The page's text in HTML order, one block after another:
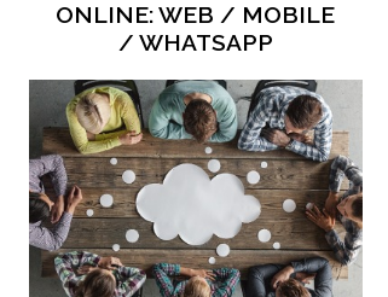
ONLINE: WEB / MOBILE
/ WHATSAPP